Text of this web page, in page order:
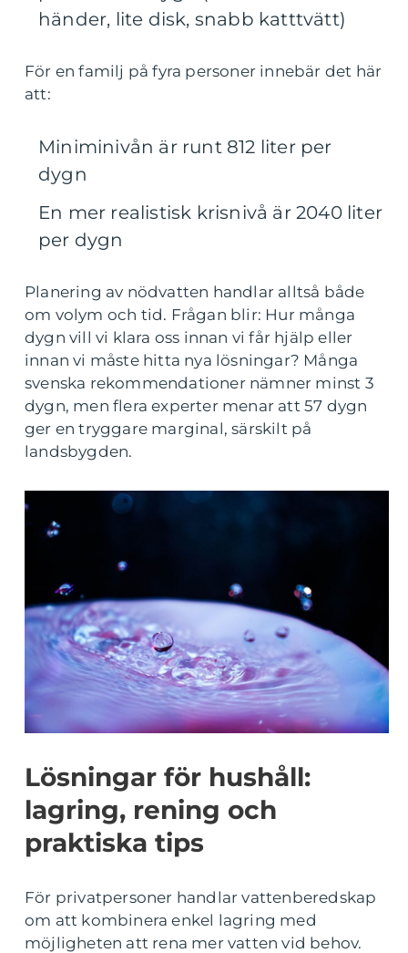
händer, lite disk, snabb katttvätt)
För en familj på fyra personer innebär det här
att:
Miniminivån är runt 812 liter per
dygn
En mer realistisk krisnivå är 2040 liter
per dygn
Planering av nödvatten handlar alltså både
om volym och tid. Frågan blir: Hur många
dygn vill vi klara oss innan vi får hjälp eller
innan vi måste hitta nya lösningar? Många
svenska rekommendationer nämner minst 3
dygn, men flera experter menar att 57 dygn
ger en tryggare marginal, särskilt på
landsbygden.
Lösningar för hushåll:
lagring, rening och
praktiska tips
För privatpersoner handlar vattenberedskap
om att kombinera enkel lagring med
möjligheten att rena mer vatten vid behov.